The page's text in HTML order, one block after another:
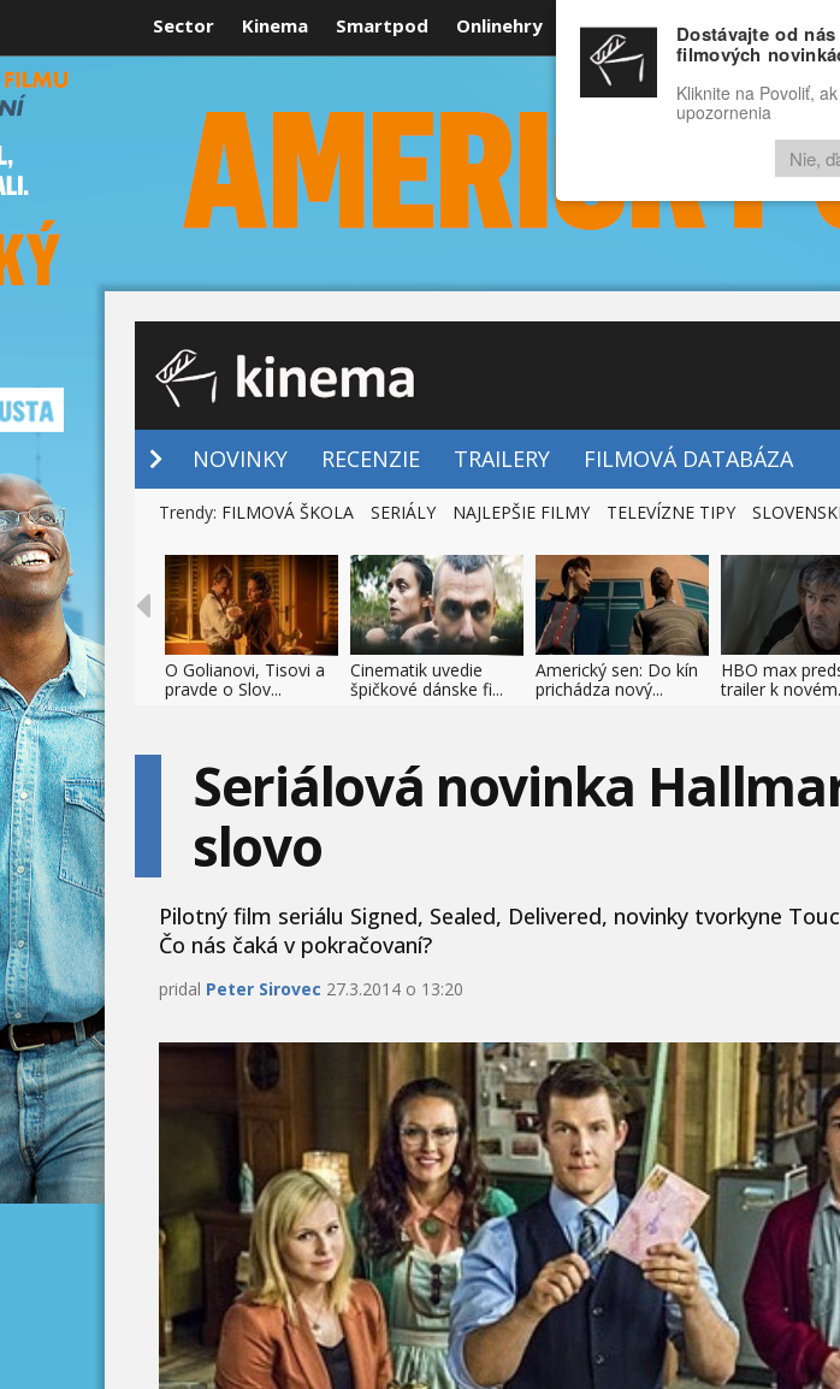
Sector Kinema Smartpod Onlinehry Rozprávky Funny Docu
RECENZIE VIDEÁ FILMY
NOVINKY RECENZIE TRAILERY FILMOVÁ DATABÁZA
Trendy: FILMOVÁ ŠKOLA SERIÁLY NAJLEPŠIE FILMY TELEVÍZNE TIPY
O Golianovi, Tisovi a
pravde o Slov...
Cinematik uvedie
špičkové dánske fi...
Americký sen: Do kín
prichádza nový...
HBO max
trailer k
Seriálová novinka
slovo
Pilotný film seriálu Signed, Sealed, Delivered, novinky tvorkyne
Čo nás čaká v pokračovaní?
pridal Peter Sirovec 27.3.2014 o 13:20
Dostávajte od
filmových
Kliknite na Povoliť,
upozornenia
Nie,